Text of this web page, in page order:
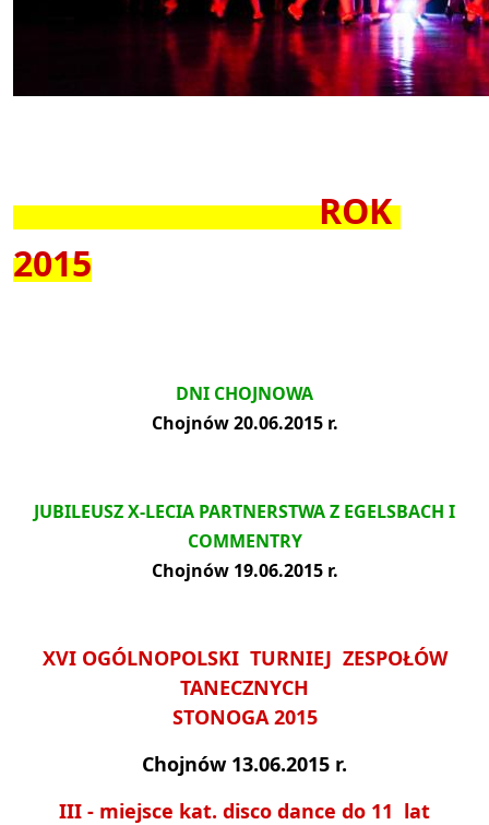
ROK
2015
DNI CHOJNOWA
Chojnów 20.06.2015 r.
JUBILEUSZ X-LECIA PARTNERSTWA Z EGELSBACH I
COMMENTRY
Chojnów 19.06.2015 r.
XVI OGÓLNOPOLSKI TURNIEJ ZESPOŁÓW
TANECZNYCH
STONOGA 2015
Chojnów 13.06.2015 r.
III - miejsce kat. disco dance do 11 lat